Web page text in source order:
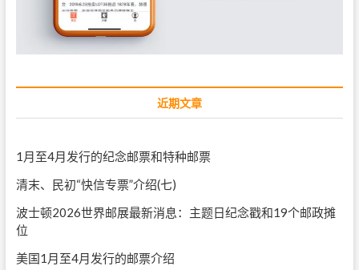
近期文章
1月至4月发行的纪念邮票和特种邮票
清末、民初“快信专票”介绍(七)
波士顿2026世界邮展最新消息：主题日纪念戳和19个邮政摊
位
美国1月至4月发行的邮票介绍